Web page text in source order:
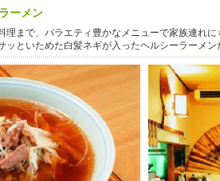
ーメン
まで、バラエティ豊かなメニューで家族連れ
といためた白髪ネギが入ったヘルシーラーメン